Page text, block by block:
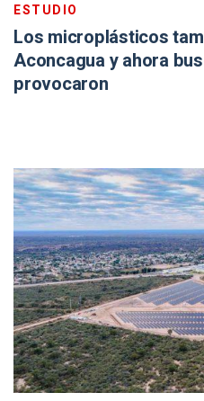
ESTUDIO
Los microplásticos
Aconcagua y ahora
provocaron